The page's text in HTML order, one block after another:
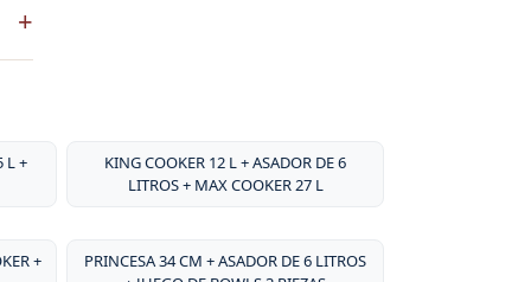
+
L +
KING COOKER 12 L + ASADOR DE 6
LITROS + MAX COOKER 27 L
+
PRINCESA 34 CM + ASADOR DE 6 LITROS